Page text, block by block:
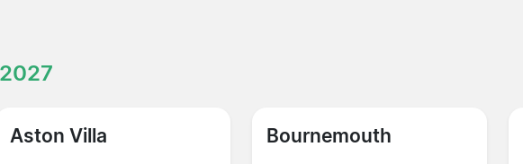
Aston Villa Bournemouth